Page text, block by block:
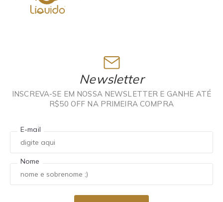
Newsletter
INSCREVA-SE EM NOSSA NEWSLETTER E GANHE ATÉ
R$50 OFF NA PRIMEIRA COMPRA
E-mail
Nome